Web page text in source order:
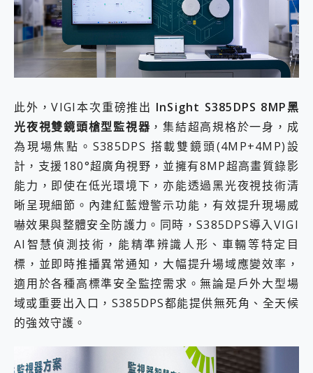
此外，VIGI本次重磅推出 InSight S385DPS 8MP黑
光夜視雙鏡頭槍型監視器 ，集結超高規格於一身，成
為現場焦點。S385DPS 搭載雙鏡頭(4MP+4MP)設
計，支援180°超廣角視野，並擁有8MP超高畫質錄影
能力，即使在低光環境下，亦能透過黑光夜視技術清
晰呈現細節。內建紅藍燈警示功能，有效提升現場威
嚇效果與整體安全防護力。同時，S385DPS導入VIGI
AI智慧偵測技術，能精準辨識人形、車輛等特定目
標，並即時推播異常通知，大幅提升場域應變效率，
適用於各種高標準安全監控需求。無論是戶外大型場
域或重要出入口，S385DPS都能提供無死角、全天候
的強效守護。